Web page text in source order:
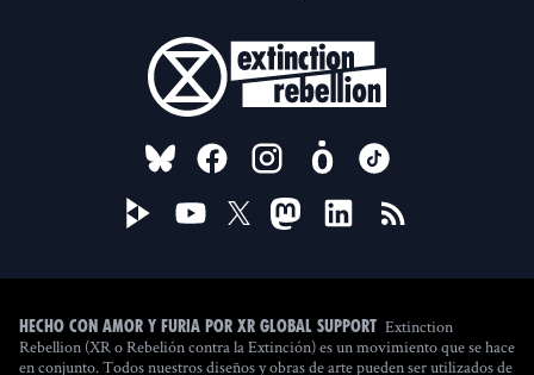
FOLLOW US ON
Hecho con amor y furia por XR Global Support Extinction
Rebellion (XR o Rebelión contra la Extinción) es un movimiento que se hace
en conjunto. Todos nuestros diseños y obras de arte pueden ser utilizados de